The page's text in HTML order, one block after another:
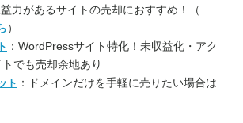
益力があるサイトの売却におすすめ！（
）
：WordPressサイト特化！未収益化・アク
でも売却余地あり
ト ：ドメインだけを手軽に売りたい場合は